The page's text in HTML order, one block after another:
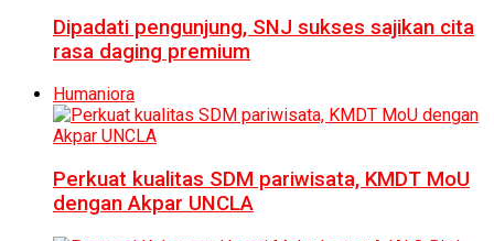
Dipadati pengunjung, SNJ sukses sajikan cita
rasa daging premium
Humaniora
Perkuat kualitas SDM pariwisata, KMDT MoU
dengan Akpar UNCLA